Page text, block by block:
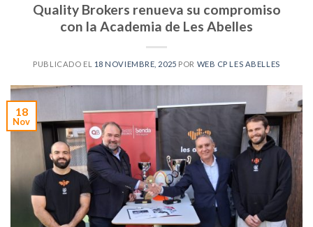
Quality Brokers renueva su compromiso
con la Academia de Les Abelles
PUBLICADO EL 18 NOVIEMBRE, 2025 POR WEB CP LES ABELLES
18
Nov